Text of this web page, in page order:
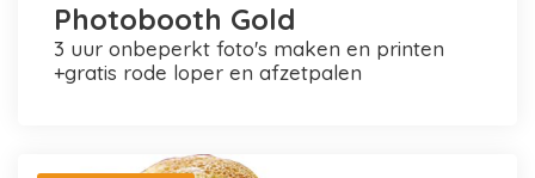
Photobooth Gold
3 uur onbeperkt foto's maken en printen
+gratis rode loper en afzetpalen